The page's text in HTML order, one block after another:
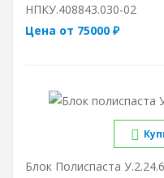
НПКУ.408843.030-02
Цена от 75000 ₽
Блок Полиспаста